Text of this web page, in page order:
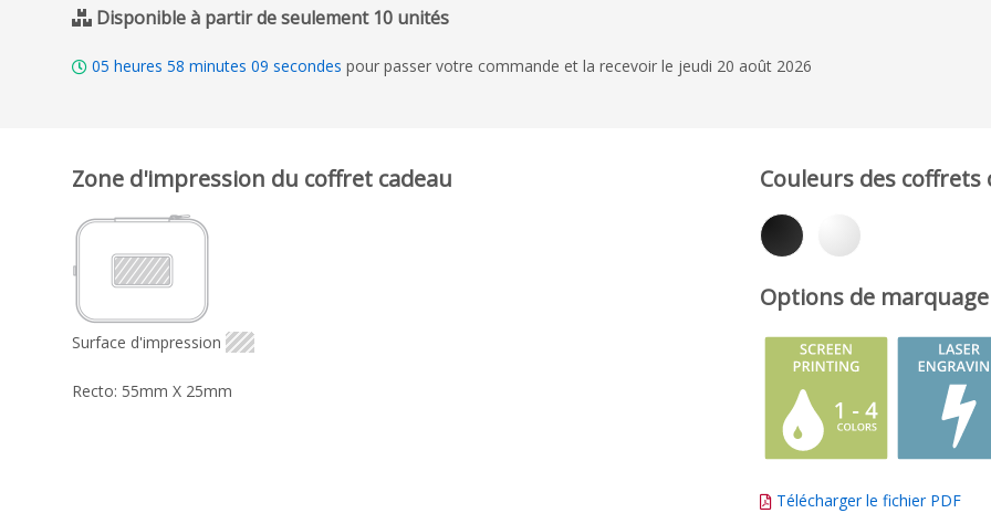
Disponible à partir de seulement 10 unités
05 heures 58 minutes 08 secondes pour passer votre commande et la recevoir le jeudi 20 août 2026
Zone d'impression du coffret cadeau
Surface d'impression
Recto: 55mm X 25mm
Couleurs des coffrets
Options de marquage
Télécharger le fichier PDF